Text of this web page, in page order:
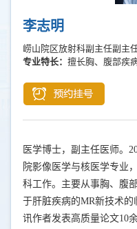
李志明
崂山院区放射科副主任副主
专业特长： 擅长胸、腹部疾
医学博士，副主任医师。
院影像医学与核医学专业
科工作。主要从事胸、腹
于肝脏疾病的MR新技术的
讯作者发表高质量论文10